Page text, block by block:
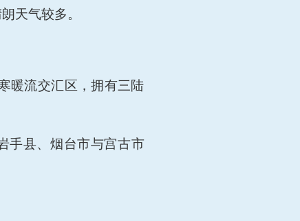
天气较多。
暖流交汇区，拥有三陆
手县、烟台市与宫古市